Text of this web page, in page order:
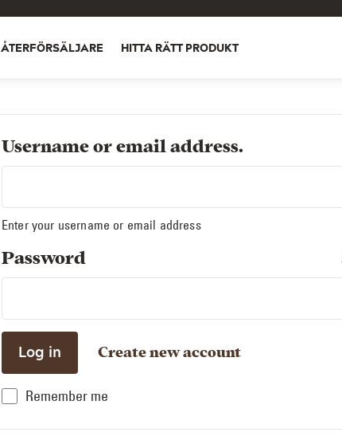
ÅTERFÖRSÄLJARE HITTA RÄTT PRODUKT
Username or email address.
Enter your username or email address
Password
Create new account
Remember me